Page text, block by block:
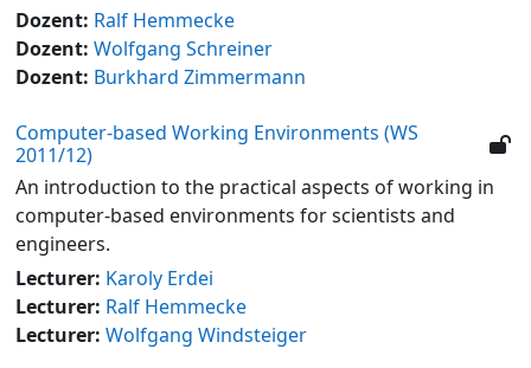
Dozent: Ralf Hemmecke
Dozent: Wolfgang Schreiner
Dozent: Burkhard Zimmermann
Computer-based Working Environments (WS
2011/12)
An introduction to the practical aspects of working in
computer-based environments for scientists and
engineers.
Lecturer: Karoly Erdei
Lecturer: Ralf Hemmecke
Lecturer: Wolfgang Windsteiger